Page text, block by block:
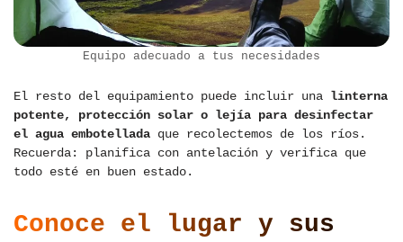
Equipo adecuado a tus necesidades
El resto del equipamiento puede incluir una linterna
potente, protección solar o lejía para desinfectar
el agua embotellada que recolectemos de los ríos.
Recuerda: planifica con antelación y verifica que
todo esté en buen estado.
Conoce el lugar y sus